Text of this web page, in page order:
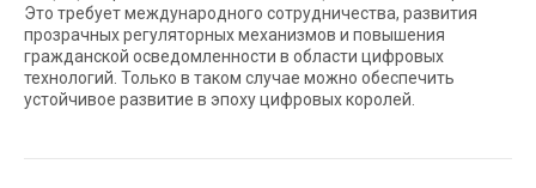
Это требует международного сотрудничества, развития
прозрачных регуляторных механизмов и повышения
гражданской осведомленности в области цифровых
технологий. Только в таком случае можно обеспечить
устойчивое развитие в эпоху цифровых королей.